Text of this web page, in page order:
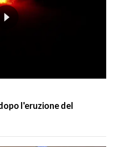
l'eruzione del